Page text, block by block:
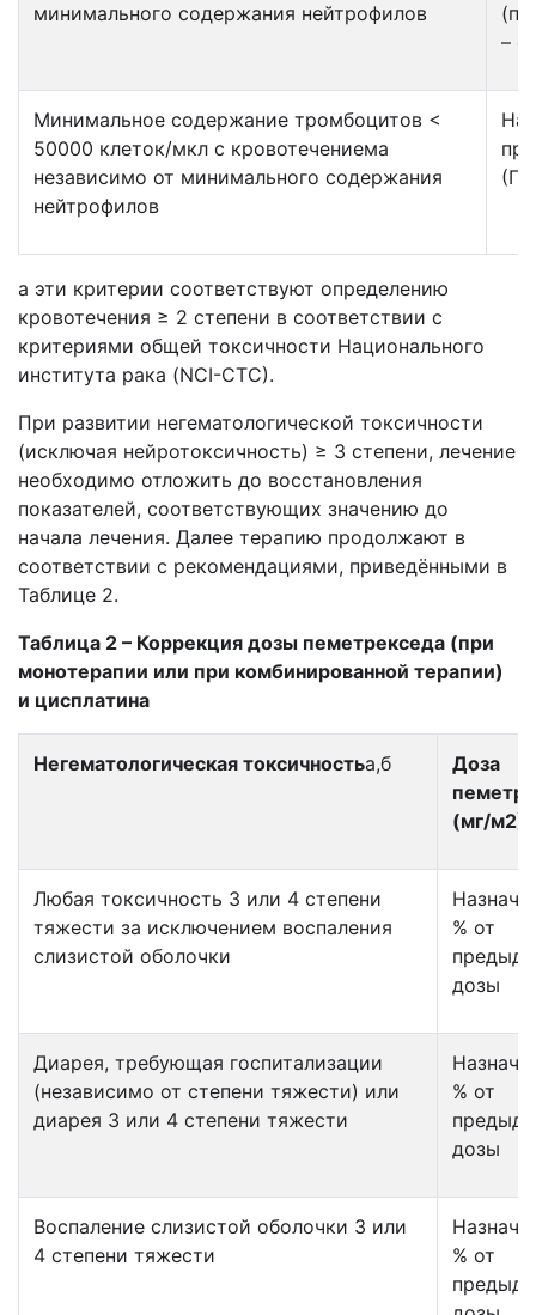
минимального содержания нейтрофилов
–
Минимальное содержание тромбоцитов <
50000 клеток/мкл с кровотечениема
независимо от минимального содержания
нейтрофилов
а эти критерии соответствуют определению
кровотечения ≥ 2 степени в соответствии с
критериями общей токсичности Национального
института рака (NCI-СТС).
При развитии негематологической токсичности
(исключая нейротоксичность) ≥ 3 степени, лечение
необходимо отложить до восстановления
показателей, соответствующих значению до
начала лечения. Далее терапию продолжают в
соответствии с рекомендациями, приведёнными в
Таблице 2.
Таблица 2 – Коррекция дозы пеметрекседа (при
монотерапии или при комбинированной терапии)
и цисплатина
Негематологическая токсичностьа,б
Доза
(мг/м2)
Любая токсичность 3 или 4 степени
тяжести за исключением воспаления
слизистой оболочки
% от
дозы
Диарея, требующая госпитализации
(независимо от степени тяжести) или
диарея 3 или 4 степени тяжести
% от
дозы
Воспаление слизистой оболочки 3 или
4 степени тяжести
% от